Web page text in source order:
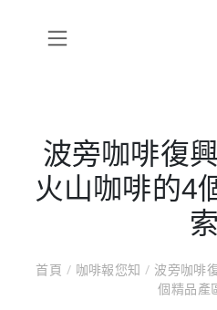
波旁咖啡復
火山咖啡的4
索
首頁 / 咖啡報您知/ 波旁咖啡
個精品產